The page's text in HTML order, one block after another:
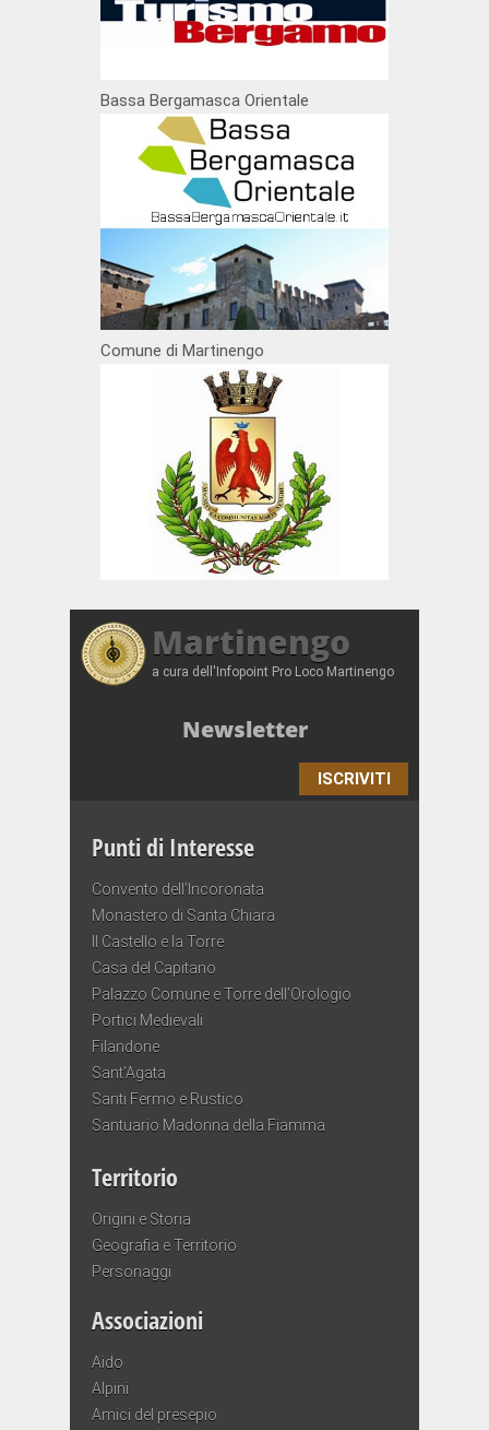
Bassa Bergamasca Orientale
Comune di Martinengo
Martinengo
a cura dell'Infopoint Pro Loco Martinengo
Newsletter
ISCRIVITI
Punti di Interesse
Convento dell’Incoronata
Monastero di Santa Chiara
Il Castello e la Torre
Casa del Capitano
Palazzo Comune e Torre dell’Orologio
Portici Medievali
Filandone
Sant’Agata
Santi Fermo e Rustico
Santuario Madonna della Fiamma
Territorio
Origini e Storia
Geografia e Territorio
Personaggi
Associazioni
Aido
Alpini
Amici del presepio